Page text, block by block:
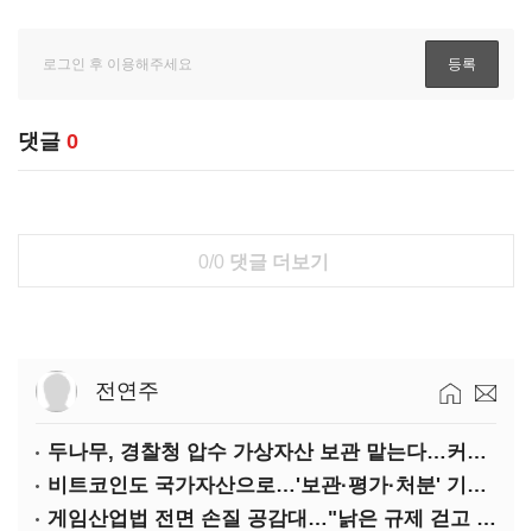
댓글 0
0/0 댓글 더보기
전연주
두나무, 경찰청 압수 가상자산 보관 맡는다…커스터디 사업 최종 낙찰
비트코인도 국가자산으로…'보관·평가·처분' 기준은 숙제
게임산업법 전면 손질 공감대…"낡은 규제 걷고 안전장치 촘촘히 해야"